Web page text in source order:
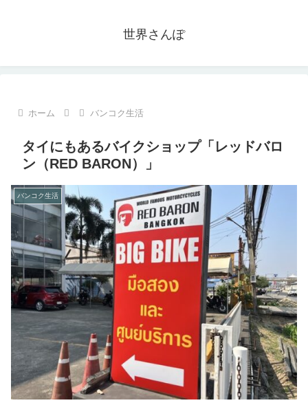
世界さんぽ
ホーム バンコク生活
タイにもあるバイクショップ「レッドバロ
ン（RED BARON）」
バンコク生活